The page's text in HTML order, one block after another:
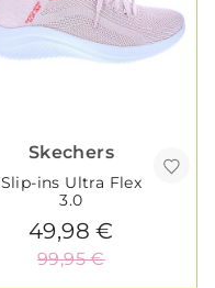
Skechers
Slip-ins Ultra Flex
3.0
49,98 €
99,95 €